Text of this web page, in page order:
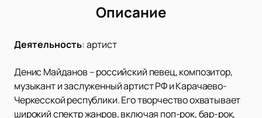
Описание
Деятельность:артист
Денис Майданов – российский певец, композитор,
музыкант и заслуженный артист РФ и Карачаево-
Черкесской республики. Его творчество охватывает
широкий спектр жанров, включая поп-рок, бар-рок,